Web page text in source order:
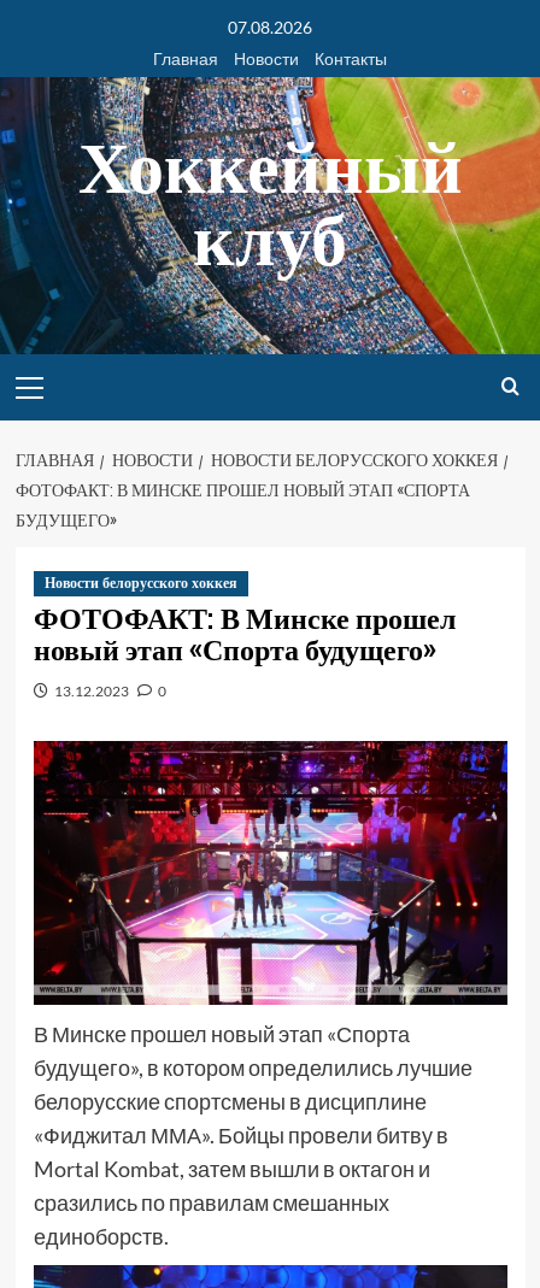
07.08.2026
Главная
Новости Контакты
Хоккейный
клуб
ГЛАВНАЯ НОВОСТИ
НОВОСТИ БЕЛОРУССКОГО ХОККЕЯ
ФОТОФАКТ: В МИНСКЕ ПРОШЕЛ НОВЫЙ ЭТАП «СПОРТА
БУДУЩЕГО»
Новости белорусского хоккея
ФОТОФАКТ: В Минске прошел
новый этап «Спорта будущего»
13.12.2023 0
В Минске прошел новый этап «Спорта
будущего», в котором определились лучшие
белорусские спортсмены в дисциплине
«Фиджитал ММА». Бойцы провели битву в
Mortal Kombat, затем вышли в октагон и
сразились по правилам смешанных
единоборств.